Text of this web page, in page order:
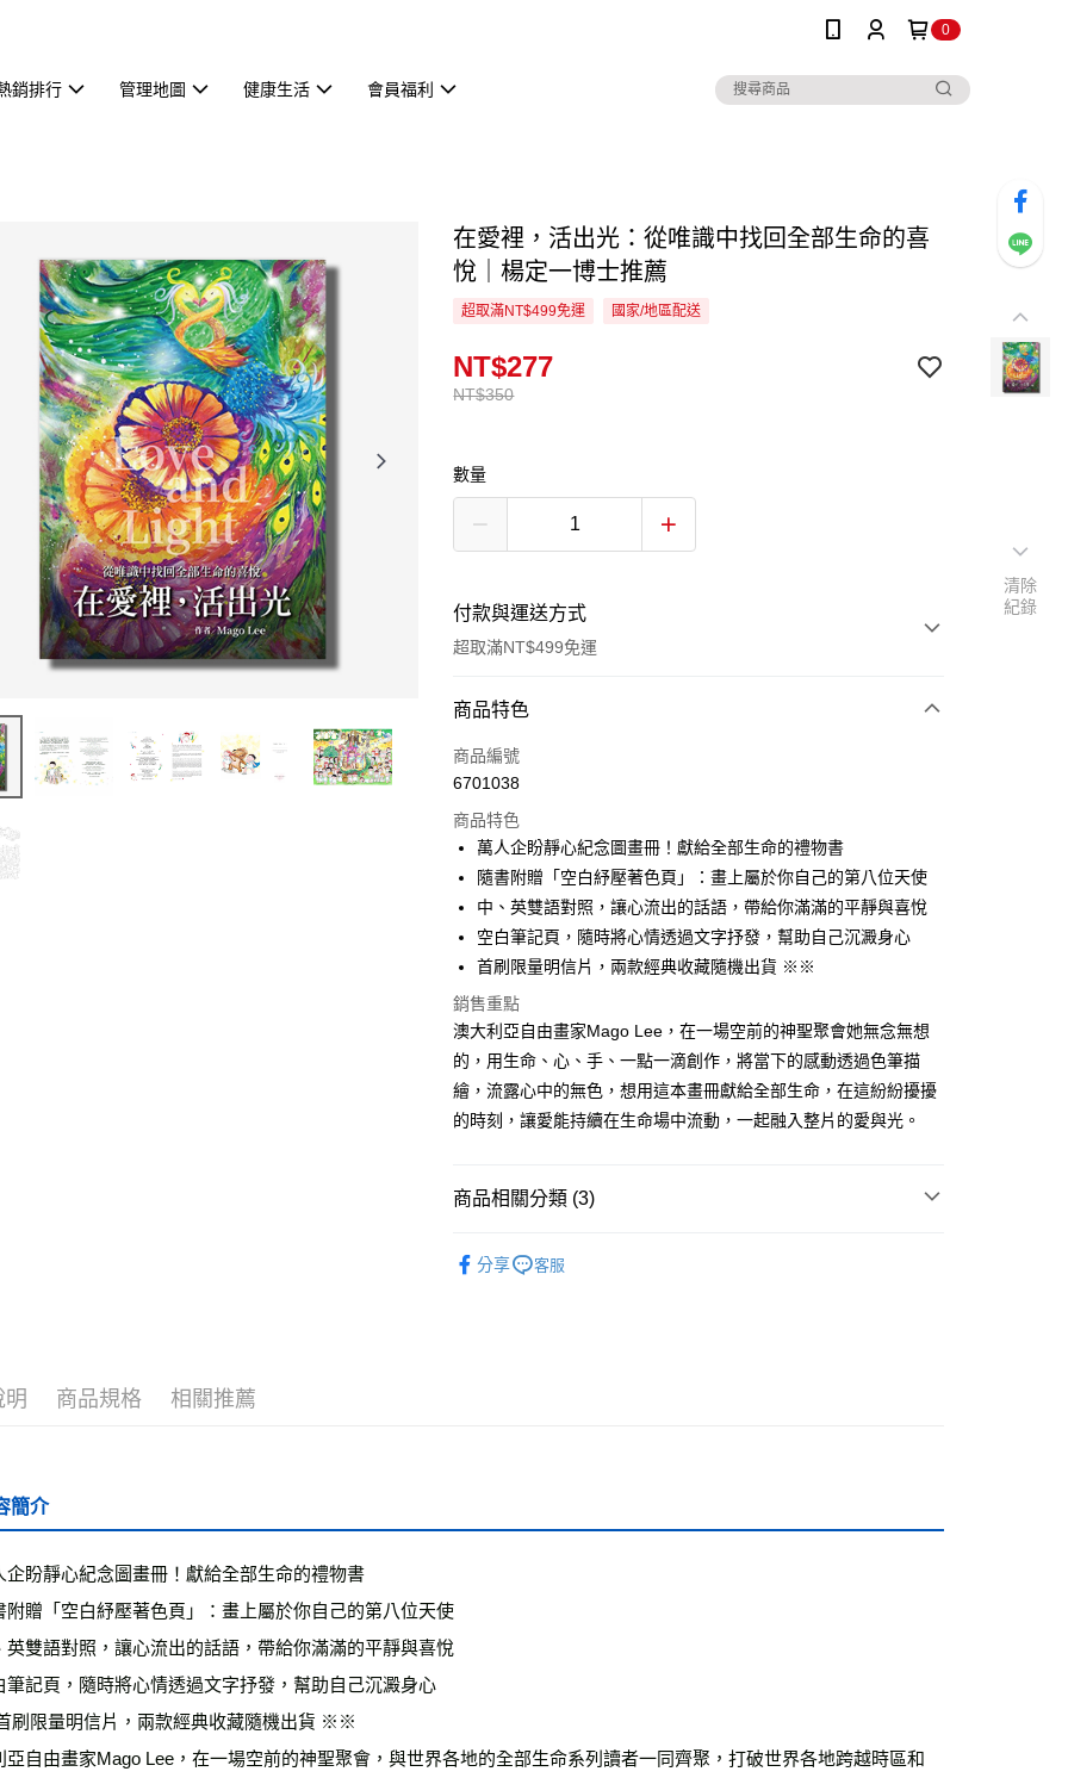
0
銷排行 管理地圖 健康生活 會員福利
在愛裡，活出光：從唯識中找回全部生命的喜
悅｜楊定一博士推薦
超取滿NT$499免運 國家/地區配送
NT$350
NT$277
數量
付款與運送方式
超取滿NT$499免運
付款方式
信用卡一次付款
LINE Pay
Apple Pay
街口支付
悠遊付
ATM付款
運送方式
商品特色
商品編號
6701038
商品特色
萬人企盼靜心紀念圖畫冊！獻給全部生命的禮物書
隨書附贈「空白紓壓著色頁」：畫上屬於你自己的第八位天使
中、英雙語對照，讓心流出的話語，帶給你滿滿的平靜與喜悅
空白筆記頁，隨時將心情透過文字抒發，幫助自己沉澱身心
首刷限量明信片，兩款經典收藏隨機出貨 ※※
銷售重點
澳大利亞自由畫家Mago Lee，在一場空前的神聖聚會她無念無想
的，用生命、心、手、一點一滴創作，將當下的感動透過色筆描
繪，流露心中的無色，想用這本畫冊獻給全部生命，在這紛紛擾擾
的時刻，讓愛能持續在生命場中流動，一起融入整片的愛與光。
商品相關分類 (3)
分享 客服
明 商品規格 相關推薦
簡介
盼靜心紀念圖畫冊！獻給全部生命的禮物書
贈「空白紓壓著色頁」：畫上屬於你自己的第八位天使
雙語對照，讓心流出的話語，帶給你滿滿的平靜與喜悅
記頁，隨時將心情透過文字抒發，幫助自己沉澱身心
限量明信片，兩款經典收藏隨機出貨 ※※
亞自由畫家Mago Lee，在一場空前的神聖聚會，與世界各地的全部生命系列讀者一同齊聚，打破世界各地跨越時區和
清除
紀錄